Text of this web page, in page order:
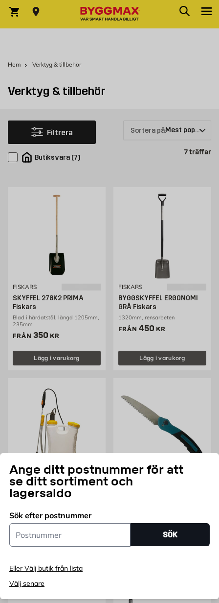
Ange ditt postnummer för att
se ditt sortiment och
lagersaldo
Sök efter postnummer
Postnummer
SÖK
Eller Välj butik från lista
Välj senare
Varukorg Sök
Hem Verktyg & tillbehör
Verktyg & tillbehör
Filtrera
Butiksvara (7)
Sortera på:
7träffar
FISKARS
SKYFFEL 278K2 PRIMA
Fiskars
Blad i härdatstål, längd 1205mm,
235mm
FRÅN Pris 350 kr
350 KR
Lägg i varukorg
FISKARS
BYGGSKYFFEL ERGONOMI
GRÅ Fiskars
1320mm, rensarbeten
FRÅN Pris 450 kr
450 KR
Lägg i varukorg
HOZELOCK
Ryggspruta Plus 12L
Hozelock
remmar.
Pris 995 kr
995
Lägg i varukorg
GREEN>IT